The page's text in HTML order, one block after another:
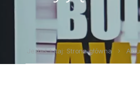
Jesteś tutaj: Strona główna